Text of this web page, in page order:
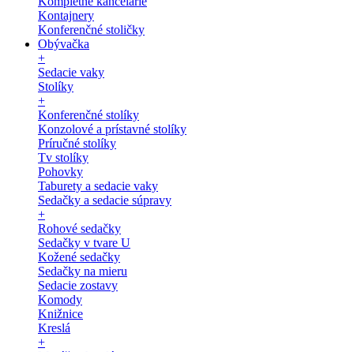
Kontajnery
Konferenčné stoličky
Obývačka
+
Sedacie vaky
Stolíky
+
Konferenčné stolíky
Konzolové a prístavné stolíky
Príručné stolíky
Tv stolíky
Pohovky
Taburety a sedacie vaky
Sedačky a sedacie súpravy
+
Rohové sedačky
Sedačky v tvare U
Kožené sedačky
Sedačky na mieru
Sedacie zostavy
Komody
Knižnice
Kreslá
+